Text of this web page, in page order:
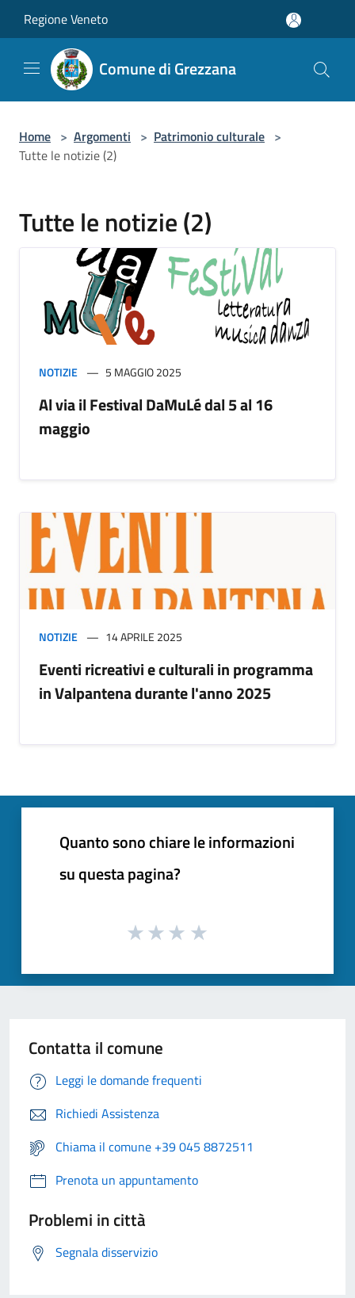
Regione Veneto
Comune di Grezzana
Home > Argomenti > Patrimonio culturale >
Tutte le notizie (2)
Tutte le notizie (2)
NOTIZIE 5 MAGGIO 2025
Al via il Festival DaMuLé dal 5 al 16
maggio
NOTIZIE 14 APRILE 2025
Eventi ricreativi e culturali in programma
in Valpantena durante l'anno 2025
Quanto sono chiare le informazioni
su questa pagina?
Contatta il comune
Leggi le domande frequenti
Richiedi Assistenza
Chiama il comune +39 045 8872511
Prenota un appuntamento
Problemi in città
Segnala disservizio